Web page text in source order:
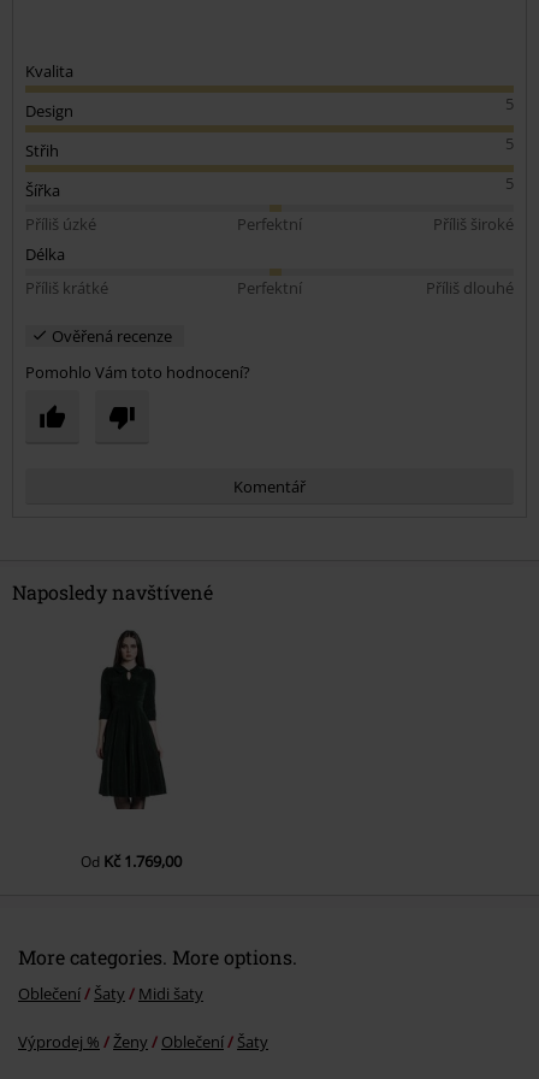
Kvalita
5
Design
5
Střih
5
Šířka
Příliš úzké
Perfektní
Příliš široké
Délka
Příliš krátké
Perfektní Příliš dlouhé
Ověřená recenze
Pomohlo Vám toto hodnocení?
Komentář
Odeslat komentář
Naposledy navštívené
Od Kč 1.769,00
More categories. More options.
Oblečení Šaty Midi šaty
Výprodej % Ženy Oblečení Šaty